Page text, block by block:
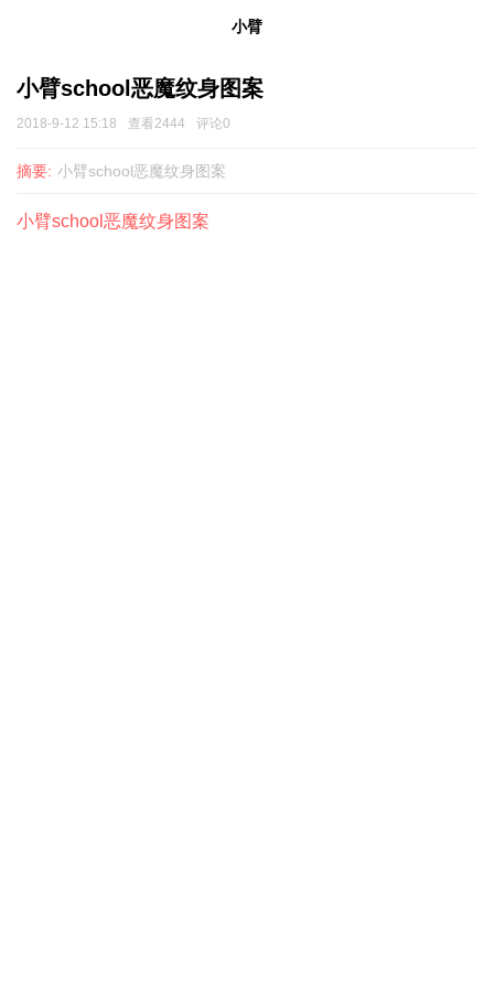
小臂
小臂school恶魔纹身图案
2018-9-12 15:18 查看2444 评论0
摘要: 小臂school恶魔纹身图案
小臂school恶魔纹身图案